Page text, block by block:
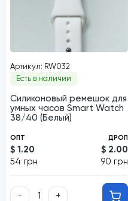
Артикул: RW032
Есть в наличии
Силиконовый ремешок для
умных часов Smart Watch
38/40 (Белый)
ОПТ
$ 1.20
54 грн
ДРОП
$ 2.00
90 грн
- +